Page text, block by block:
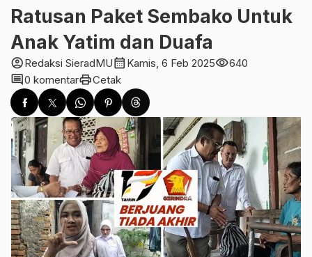
Ratusan Paket Sembako Untuk
Anak Yatim dan Duafa
account_circleRedaksi SieradMUcalendar_month Kamis, 6 Feb 2025visibility640
comment0 komentarprintCetak